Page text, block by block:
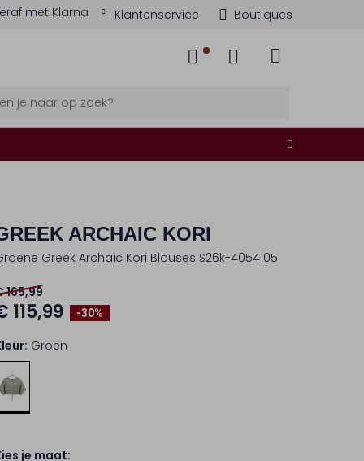
met Klarna Klantenservice Boutiques
ARCHAIC KORI
Greek Archaic Kori Blouses S26k-4054105
-30%
165,99
115,99
Groen
je maat: